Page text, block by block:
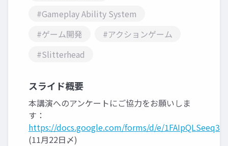
#Gameplay Ability System
#ゲーム開発
#アクションゲーム
#Slitterhead
スライド概要
本講演へのアンケートにご協力をお願いしま
す：
https://docs.google.com/forms/d/e/
(11月22日〆)